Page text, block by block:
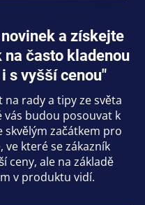
a získejte
na často kladenou
s vyšší cenou"
na rady a tipy ze světa
budou posouvat k
skvělým začátkem pro
které se zákazník
ceny, ale na základě
v produktu vidí.